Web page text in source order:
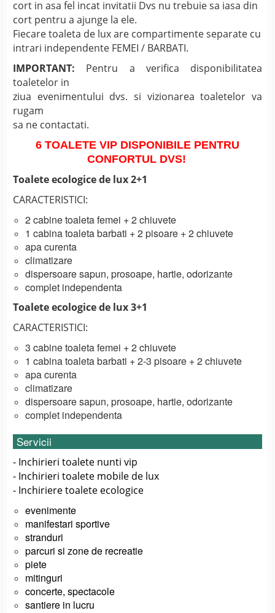
cort in asa fel incat invitatii Dvs nu trebuie sa iasa din
cort pentru a ajunge la ele.
Fiecare toaleta de lux are compartimente separate cu
intrari independente FEMEI / BARBATI.
IMPORTANT: Pentru a verifica disponibilitatea
toaletelor in
ziua evenimentului dvs. si vizionarea toaletelor va
rugam
sa ne contactati.
6 TOALETE VIP DISPONIBILE PENTRU
CONFORTUL DVS!
Toalete ecologice de lux 2+1
CARACTERISTICI:
2 cabine toaleta femei + 2 chiuvete
1 cabina toaleta barbati + 2 pisoare + 2 chiuvete
apa curenta
climatizare
dispersoare sapun, prosoape, hartie, odorizante
complet independenta
Toalete ecologice de lux 3+1
CARACTERISTICI:
3 cabine toaleta femei + 2 chiuvete
1 cabina toaleta barbati + 2-3 pisoare + 2 chiuvete
apa curenta
climatizare
dispersoare sapun, prosoape, hartie, odorizante
complet independenta
Servicii
- Inchirieri toalete nunti vip
- Inchirieri toalete mobile de lux
- Inchiriere toalete ecologice
evenimente
manifestari sportive
stranduri
parcuri si zone de recreatie
piete
mitinguri
concerte, spectacole
santiere in lucru